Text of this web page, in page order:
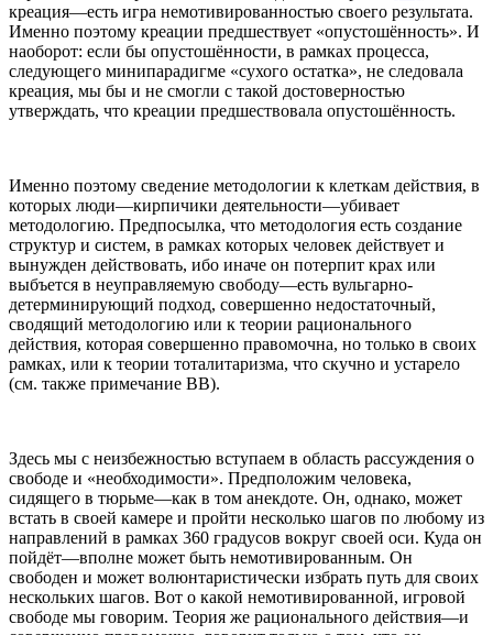
креация—есть игра немотивированностью своего результата.
Именно поэтому креации предшествует «опустошённость». И
наоборот: если бы опустошённости, в рамках процесса,
следующего минипарадигме «сухого остатка», не следовала
креация, мы бы и не смогли с такой достоверностью
утверждать, что креации предшествовала опустошённость.
Именно поэтому сведение методологии к клеткам действия, в
которых люди—кирпичики деятельности—убивает
методологию. Предпосылка, что методология есть создание
структур и систем, в рамках которых человек действует и
вынужден действовать, ибо иначе он потерпит крах или
выбъется в неуправляемую свободу—есть вульгарно-
детерминирующий подход, совершенно недостаточный,
сводящий методологию или к теории рационального
действия, которая совершенно правомочна, но только в своих
рамках, или к теории тоталитаризма, что скучно и устарело
(см. также примечание BB).
Здесь мы с неизбежностью вступаем в область рассуждения о
свободе и «необходимости». Предположим человека,
сидящего в тюрьме—как в том анекдоте. Он, однако, может
встать в своей камере и пройти несколько шагов по любому из
направлений в рамках 360 градусов вокруг своей оси. Куда он
пойдёт—вполне может быть немотивированным. Он
свободен и может волюнтаристически избрать путь для своих
нескольких шагов. Вот о какой немотивированной, игровой
свободе мы говорим. Теория же рационального действия—и